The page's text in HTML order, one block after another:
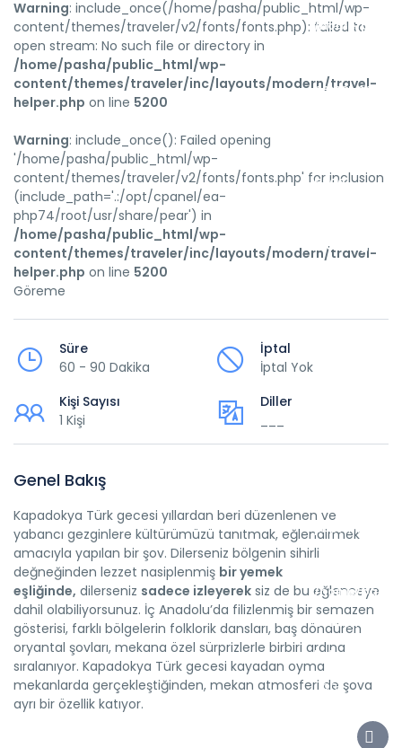
/home/
helper.php
5200
Warning
php74/root/
/home/
content/
helper.php
on
Warning: include_once(/home/pasha/public_html/wp-
content/themes/traveler/v2/fonts/fonts.php): failed to
open stream: No such file or directory in
/home/pasha/public_html/wp-
content/themes/traveler/inc/layouts/modern/travel-
helper.php on line 5200
Warning: include_once(): Failed opening
'/home/pasha/public_html/wp-
content/themes/traveler/v2/fonts/fonts.php' for inclusion
(include_path='.:/opt/cpanel/ea-
php74/root/usr/share/pear') in
/home/pasha/public_html/wp-
content/themes/traveler/inc/layouts/modern/travel-
helper.php on line 5200
Göreme
Süre
60 - 90 Dakika
İptal
İptal Yok
Kişi Sayısı
1 Kişi
Diller
Genel Bakış
Kapadokya Türk gecesi yıllardan beri düzenlenen ve
yabancı gezginlere kültürümüzü tanıtmak, eğlendirmek
amacıyla yapılan bir şov. Dilerseniz bölgenin sihirli
değneğinden lezzet nasiplenmiş bir yemek
eşliğinde, dilerseniz sadece izleyerek siz de bu eğlenceye
dahil olabiliyorsunuz. İç Anadolu’da filizlenmiş bir semazen
gösterisi, farklı bölgelerin folklorik dansları, baş döndüren
oryantal şovları, mekana özel sürprizlerle birbiri ardına
sıralanıyor. Kapadokya Türk gecesi kayadan oyma
mekanlarda gerçekleştiğinden, mekan atmosferi de şova
ayrı bir özellik katıyor.